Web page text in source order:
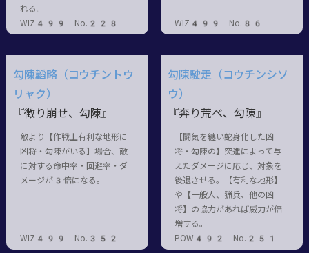
れる。
WIZ499 No.228
WIZ499 No.86
勾陳韜略（コウチントウ
リャク）
『徴り崩せ、勾陳』
敵より【作戦上有利な地形に
凶将・勾陳がいる】場合、敵
に対する命中率・回避率・ダ
メージが3倍になる。
WIZ499 No.352
勾陳駛走（コウチンシソ
ウ）
『奔り荒べ、勾陳』
【闘気を纏い蛇身化した凶
将・勾陳の】突進によって与
えたダメージに応じ、対象を
後退させる。【有利な地形】
や【一般人、猟兵、他の凶
将】の協力があれば威力が倍
増する。
POW492 No.251